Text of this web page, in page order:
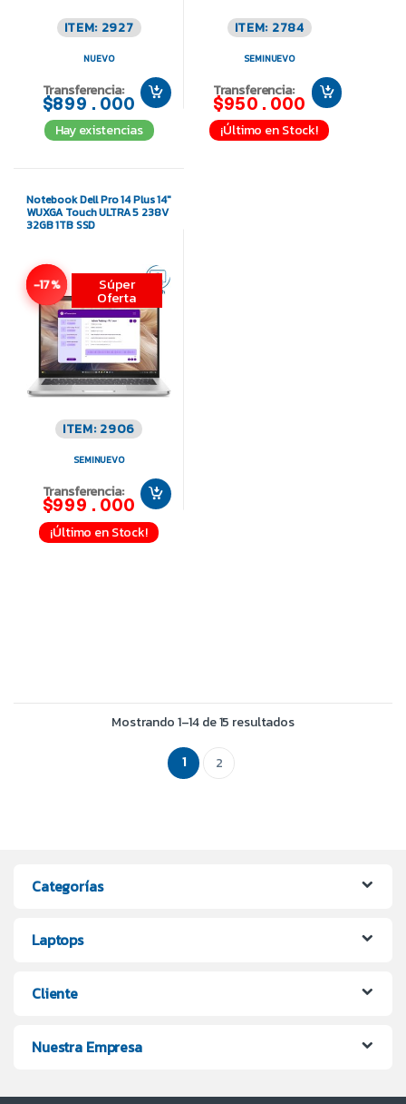
ITEM: 2927
NUEVO
Transferencia:
$899.000
Hay existencias
ITEM: 2784
SEMINUEVO
Transferencia:
$950.000
¡Último en Stock!
Notebook Dell Pro 14 Plus 14″
WUXGA Touch ULTRA 5 238V
32GB 1TB SSD
-17% Súper
Oferta
ITEM: 2906
SEMINUEVO
Transferencia:
$999.000
¡Último en Stock!
Mostrando 1–14 de 15 resultados
1 2
Categorías
Laptops
Cliente
Nuestra Empresa